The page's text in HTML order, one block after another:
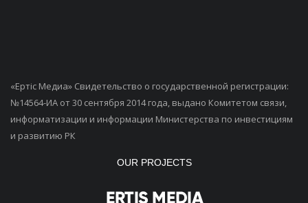
«Ертiс Медиа» Свидетельство о государственной регистрации:
№14564-ИА от 30 сентября 2014 года, выдано Комитетом связи,
информатизации и информации Министерства по инвестициям
и развитию РК
OUR PROJECTS